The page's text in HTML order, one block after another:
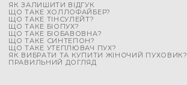
ЯК ЗАЛИШИТИ ВІДГУК
ЩО ТАКЕ ХОЛЛОФАЙБЕР?
ЩО ТАКЕ ТІНСУЛЕЙТ?
ЩО ТАКЕ БІОПУХ?
ЩО ТАКЕ БІОБАВОВНА?
ЩО ТАКЕ СИНТЕПОН?
ЩО ТАКЕ УТЕПЛЮВАЧ ПУХ?
ЯК ВИБРАТИ ТА КУПИТИ ЖІНОЧИЙ ПУХОВИК?
ПРАВИЛЬНИЙ ДОГЛЯД